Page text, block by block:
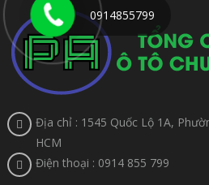
Địa chỉ : 1545 Quốc Lộ 1A,
HCM
Điện thoại : 0914 855 799
0914855799